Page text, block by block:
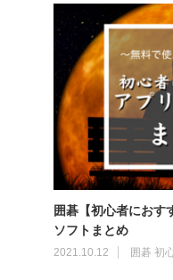
囲碁【初心者におす
ソフトまとめ
2021.10.12 囲碁 初